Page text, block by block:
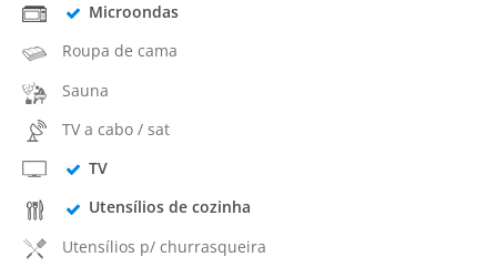
Microondas
Roupa de cama
Sauna
TV a cabo / sat
TV
Utensílios de cozinha
Utensílios p/ churrasqueira